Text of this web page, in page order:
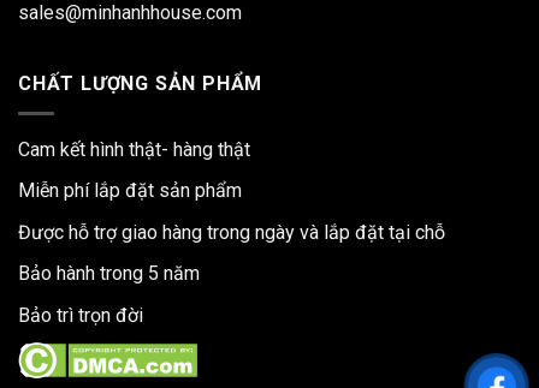
sales@minhanhhouse.com
CHẤT LƯỢNG SẢN PHẨM
Cam kết hình thật- hàng thật
Miễn phí lắp đặt sản phẩm
Được hỗ trợ giao hàng trong ngày và lắp đặt tại chỗ
Bảo hành trong 5 năm
Bảo trì trọn đời